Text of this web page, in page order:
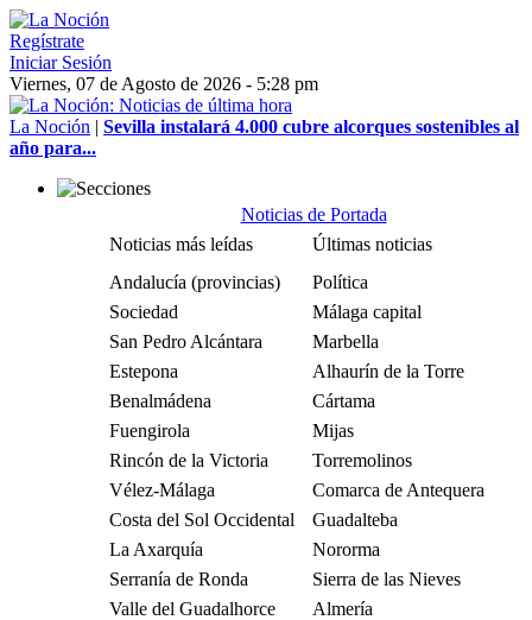
Regístrate
Iniciar Sesión
Viernes, 07 de Agosto de 2026 - 5:28 pm
La Noción | Sevilla instalará 4.000 cubre alcorques sostenibles al
año para...
Noticias de Portada
Noticias más leídas
Últimas noticias
Andalucía (provincias)
Política
Sociedad
Málaga capital
San Pedro Alcántara
Marbella
Estepona
Alhaurín de la Torre
Benalmádena
Cártama
Fuengirola
Mijas
Rincón de la Victoria
Torremolinos
Vélez-Málaga
Comarca de Antequera
Costa del Sol Occidental
Guadalteba
La Axarquía
Nororma
Serranía de Ronda
Sierra de las Nieves
Valle del Guadalhorce
Almería